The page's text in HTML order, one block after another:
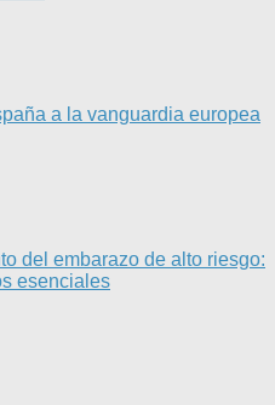
a la vanguardia europea
del embarazo de alto riesgo:
esenciales